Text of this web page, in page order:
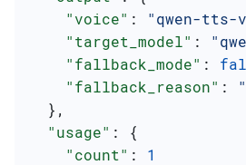
    "voice"
: "qwen-tts-
    "target_model"
:
    "fallback_mode"
:
    "fallback_reason"
:
  },
  "usage"
: {
    "count"
: 1